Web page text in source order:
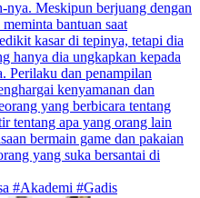
Meskipun berjuang dengan
bantuan saat
kasar di tepinya, tetapi dia
hanya dia ungkapkan kepada
Perilaku dan penampilan
kenyamanan dan
yang berbicara tentang
tentang apa yang orang lain
bermain game dan pakaian
yang suka bersantai di
#Akademi #Gadis